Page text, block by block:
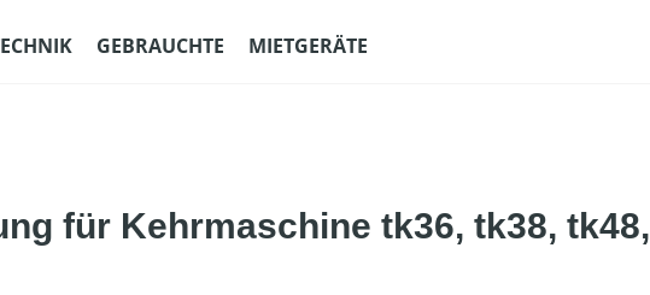
GEBRAUCHTE MIETGERÄTE
für Kehrmaschine tk36, tk38, tk48,